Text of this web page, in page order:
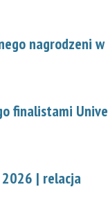
nagrodzeni
finalistami
2026 | relacja